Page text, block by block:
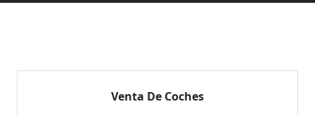
Venta De Coches